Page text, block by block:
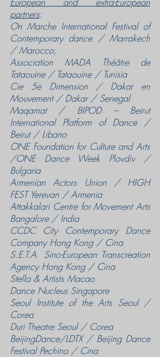
partners:
On Marche International Festival of
Contemporary dance / Marrakech
/ Marocco;
Association MADA Théâtre de
Tataouine / Tataouine / Tunisia
Cie 5e Dimension / Dakar en
Mouvement / Dakar / Senegal
Maqamat / BIPOD – Beirut
International Platform of Dance /
Beirut / Libano
ONE Foundation for Culture and Arts
/ONE Dance Week Plovdiv /
Bulgaria
Armenian Actors Union / HIGH
FEST Yerevan / Armenia
Attakkalari Centre for Movement Arts
Bangalore / India
CCDC City Contemporary Dance
Company Hong Kong / Cina
S.E.T.A. Sino-European Transcreation
Agency Hong Kong / Cina
Stella & Artists Macao
Dance Nucleus Singapore
Seoul Institute of the Arts Seoul /
Corea
Duri Theatre Seoul / Corea
BeijingDance/LDTX / Beijing Dance
Festival Pechino / Cina